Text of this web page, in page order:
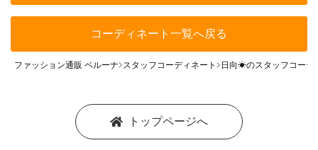
コーディネート一覧へ戻る
ファッション通販 ベルーナ スタッフコーディネート 日向☀のスタッフコーデ
トップページへ